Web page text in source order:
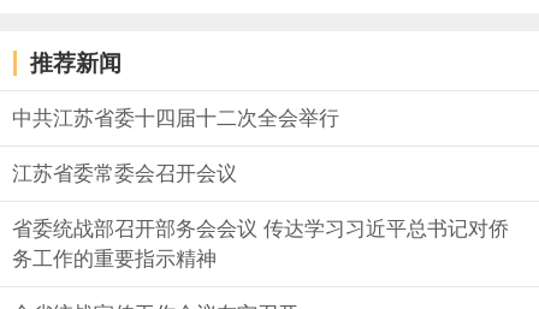
推荐新闻
中共江苏省委十四届十二次全会举行
江苏省委常委会召开会议
省委统战部召开部务会会议 传达学习习近平总书记对侨
务工作的重要指示精神